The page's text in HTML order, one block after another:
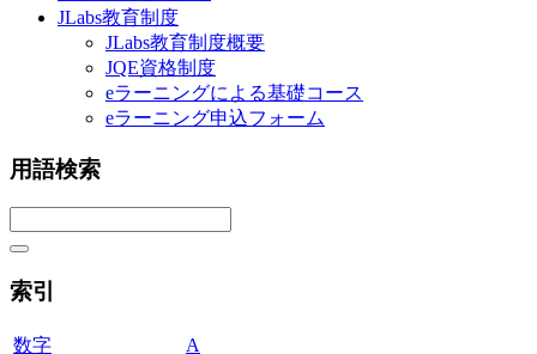
JLabs教育制度
JLabs教育制度概要
JQE資格制度
eラーニングによる基礎コース
eラーニング申込フォーム
用語検索
索引
数字
A